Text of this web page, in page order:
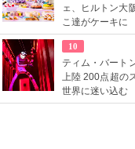
ェ、ヒルトン大
こ達がケーキに
10
ティム・バート
上陸 200点超の
世界に迷い込む